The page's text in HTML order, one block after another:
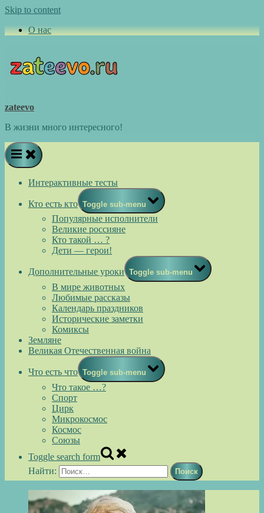
Skip to content
О нас
zateevo
В жизни много интересного!
Интерактивные тесты
Кто есть кто Toggle sub-menu
Популярные исполнители
Великие россияне
Кто такой … ?
Дети — герои!
Дополнительные уроки Toggle sub-menu
В мире животных
Любимые рассказы
Календарь праздников
Исторические заметки
Комиксы
Земляне
Великая Отечественная война
Что есть что Toggle sub-menu
Что такое …?
Спорт
Цирк
Микрокосмос
Космос
Союзы
Toggle search form
Найти: